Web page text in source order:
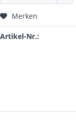
Merken
Artikel-Nr.: